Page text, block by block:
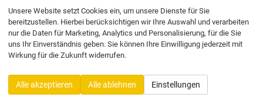
Volkswagen
Geparkte Fahrzeuge (0)
175 Fahrzeuge
Unsere Website setzt Cookies ein, um unsere Dienste für Sie
bereitzustellen. Hierbei berücksichtigen wir Ihre Auswahl und verarbeiten
nur die Daten für Marketing, Analytics und Personalisierung, für die Sie
uns Ihr Einverständnis geben. Sie können Ihre Einwilligung jederzeit mit
Wirkung für die Zukunft widerrufen.
Alle akzeptieren Alle ablehnen Einstellungen